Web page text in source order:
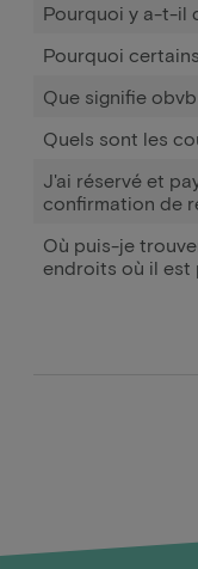
Pourquoi y a-t-il
Pourquoi
Que signifie
Quels sont les
J'ai réservé et
confirmation de
Où puis-je
endroits où il est